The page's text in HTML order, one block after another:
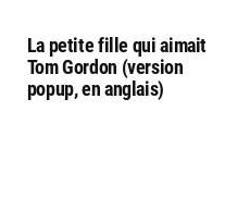
La petite fille qui aimait
Tom Gordon (version
popup, en anglais)